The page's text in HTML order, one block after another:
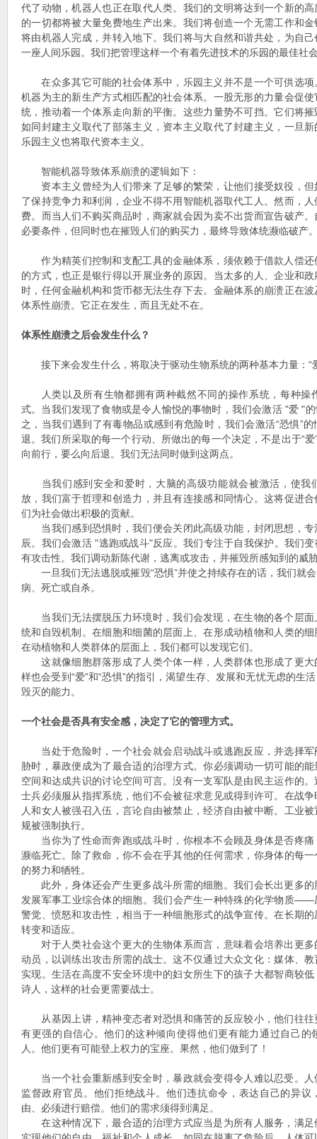
代了动物，机器人也正在取代人类。我们的文明将达到一个新的
的一切都将被大量免费地生产出来。我们将创造一个无需工作和
将由机器人完成，并转入地下。我们将与大自然和谐共处，为自
一座人间乐园。我们把管理这样一个有着先进技术的乐园的最佳社
在众多其它可能的社会体系中，乐园主义并不是一个可供选项
机器为主的新生产方式相匹配的社会体系。一股无形的力量会促
统，推动着一个体系走向新的平衡。这些力量势不可挡。它们将
如同封建主义取代了部落主义，资本主义取代了封建主义，一旦
乐园主义也将取代资本主义。
智能机器导致体系崩溃的逻辑如下：
资本主义曾经为人们带来了足够的繁荣，让他们接受奴役，但
了保持竞争力和利润，企业不得不用智能机器取代工人。然而，
费。而当人们不购买商品时，商家就会因为卖不出货而宣告破产
必要条件，但同时也在摧毁人们的购买力，最终导致体统濒临破产
作为精英们控制和支配工具的金融体系，须依赖于借款人偿还
的方式，也正是银行得以开展业务的原因。当太多的人、企业和
时，任何金融机构和货币都无法生存下去。金融体系的崩溃正在
体系性崩溃。它正在发生，而且无处不在。
体系性崩溃之后会发生什么？
接下来会发生什么，将取决于驱动生物系统的两种基本力量：“
人类以及所有生物都拥有两种截然不同的操作系统，每种操
式。当我们发现了食物或是令人愉悦的事物时，我们会激活 "爱 "
之，当我们遇到了有毒物品或感到有危险时，我们会激活“恐惧”
退。我们所采取的每一个行动、所做出的每一个决定，不是出于“爱
向前行，要么向后退。我们无法同时做到这两点。
当我们感到安全和爱时，大脑的高级功能就会被激活，使我
放，我们富于哲理和创造力，并且有连接感和同情心。这将促进
们为社会做出积极的贡献。
当我们感到恐惧时，我们便会关闭此高级功能，封闭思想，专
辰。我们会激活 "逃跑或战斗"反应。我们专注于自我保护。我们
有攻击性。我们调动新陈代谢，逃离或攻击，并摧毁所感知到的威
一旦我们无法逃脱或摧毁“恐惧”并使之持续存在的话，我们就
病、死亡或自杀。
当我们无法摆脱压力环境时，我们会发现，在生物的各个层面
统和自毁机制。在细胞和细菌的层面上、在形成动植物和人类的
在动植物和人类群体的层面上，我们都可以发现它们。
这就像细胞群落形成了人类个体一样，人类群体也形成了更大
样也会受到“爱”和“恐惧”的指引，渴望生存、发展和无忧无虑的生
毁灭的能力。
一个社会是否具有安全感，决定了它的管理方式。
当处于危险时，一个社会就会启动战斗或逃跑反应，并选择军
胁时，暴政便成为了最合适的治理方式。你必须调动一切可能的
空间和达成共识的讨论空间可言。没有一支军队是由民主运作的
士兵必须服从指挥系统，他们不会被征求意见或得到许可。在战
人和女人被强召入伍，言论自由被禁止，经济自由被中断。工业
规被强制执行。
当你为了性命而奔跑或战斗时，你根本不会顾及身体是否疼痛
濒临死亡。除了救命，你不会在乎其他的任何需求，你身体的每
的努力和牺牲。
此外，身体还会产生更多战斗所需的细胞。我们会长出更多的
发展军事工业综合体的细胞。我们会产生一种特殊的化学物质——
警觉、愤怒和攻击性，相当于一种细胞形式的战争宣传。在长期
转变和适应。
对于人类社会这个更大的生物体系而言，意味着会培养出更多
动员，以训练出攻击所需的战士。这不仅通过大众文化：媒体、
实现。生活在高度不安全环境中的妇女所生下的孩子大都智商较
诗人，这样的社会更需要战士。
从基因上讲，精神变态者对恐惧和痛苦的反应较小，他们往往
有更强的自信心。他们的这种倾向使得他们更有能力通过自己的
人。他们更有可能登上权力的宝座。果然，他们做到了！
当一个社会重新感到安全时，暴政就会变得令人难以忍受。人
监督政府官员。他们拒绝战斗。他们违抗命令，表达自己的异议
由、必须进行赔偿。他们的需求须得到满足。
在这种情况下，最合适的治理方式应当是为所有人服务，满足